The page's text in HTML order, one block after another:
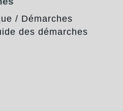
/ Démarches
des démarches